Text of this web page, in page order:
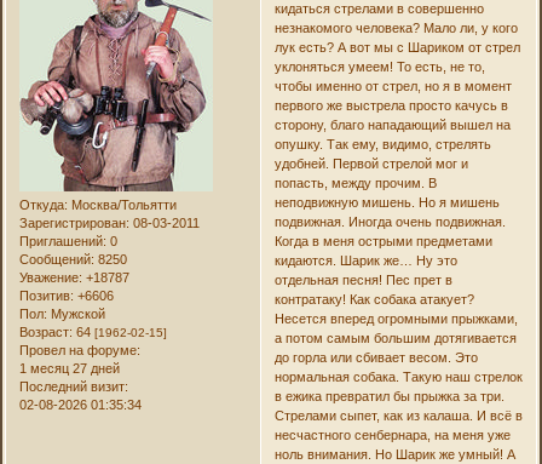
Откуда: Москва/Тольятти
Зарегистрирован: 08-03-2011
Приглашений: 0
Сообщений: 8250
Уважение: +18787
Позитив: +6606
Пол: Мужской
Возраст: 64[1962-02-15]
Провел на форуме:
1 месяц 27 дней
Последний визит:
02-08-2026 01:35:34
кидаться стрелами в совершенно
незнакомого человека? Мало ли, у кого
лук есть? А вот мы с Шариком от стрел
уклоняться умеем! То есть, не то,
чтобы именно от стрел, но я в момент
первого же выстрела просто качусь в
сторону, благо нападающий вышел на
опушку. Так ему, видимо, стрелять
удобней. Первой стрелой мог и
попасть, между прочим. В
неподвижную мишень. Но я мишень
подвижная. Иногда очень подвижная.
Когда в меня острыми предметами
кидаются. Шарик же… Ну это
отдельная песня! Пес прет в
контратаку! Как собака атакует?
Несется вперед огромными прыжками,
а потом самым большим дотягивается
до горла или сбивает весом. Это
нормальная собака. Такую наш стрелок
в ежика превратил бы прыжка за три.
Стрелами сыпет, как из калаша. И всё в
несчастного сенбернара, на меня уже
ноль внимания. Но Шарик же умный! А